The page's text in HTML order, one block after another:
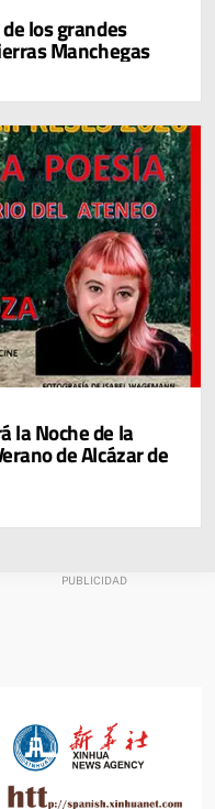
los grandes
Manchegas
la Noche de la
de Alcázar de